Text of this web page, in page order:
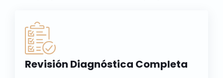
Revisión Diagnóstica Completa